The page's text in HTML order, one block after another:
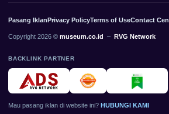
Pasang IklanPrivacy PolicyTerms of UseContact
Copyright 2026 © museum.co.id – RVG Network
BACKLINK PARTNER
Mau pasang iklan di website ini? HUBUNGI KAMI